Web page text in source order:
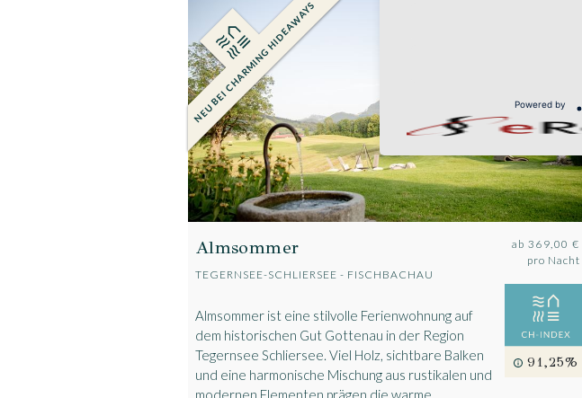
Almsommer
TEGERNSEE-SCHLIERSEE - FISCHBACHAU
Almsommer ist eine stilvolle Ferienwohnung auf
dem historischen Gut Gottenau in der Region
Tegernsee Schliersee. Viel Holz, sichtbare Balken
und eine harmonische Mischung aus rustikalen und
modernen Elementen prägen die warme
ab 369,00 €
pro Nacht
91,25%
Powered by